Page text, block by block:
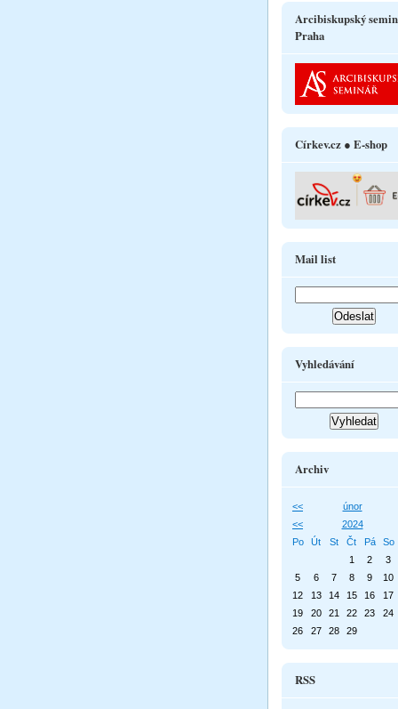
Arcibiskupský
Praha
Církev.cz ● E-shop
Mail list
Vyhledávání
Archiv
<<
únor
<<
2024
Po
Út St Čt Pá
So
1
2
3
5
6 7 8 9
10
12
13 14 15 16
17
19
20 21 22 23
24
26
27 28 29
RSS